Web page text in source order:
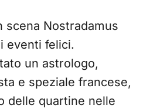
scena Nostradamus
eventi felici.
un astrologo,
e speziale francese,
delle quartine nelle